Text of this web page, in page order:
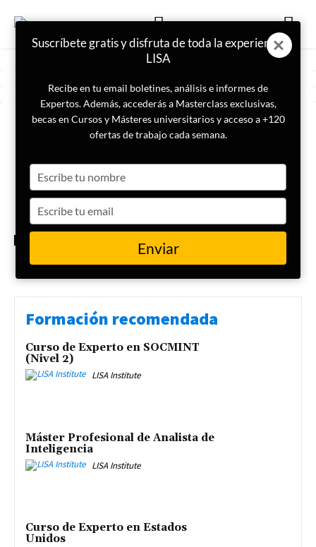
ETIQUETA
Buenos Aires
El peronismo vence las
elecciones legislativas de la
provincia de Buenos Aires
Formación recomendada
Curso de Experto en SOCMINT
(Nivel 2)
LISA Institute
Máster Profesional de Analista de
Inteligencia
LISA Institute
Curso de Experto en Estados
Unidos
Suscríbete gratis y disfruta de toda la experiencia
LISA
Recibe en tu email boletines, análisis e informes de
Expertos. Además, accederás a Masterclass exclusivas,
becas en Cursos y Másteres universitarios y acceso a +120
ofertas de trabajo cada semana.
your
name
your
email
Enviar